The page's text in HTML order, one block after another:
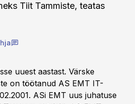
Tiit Tammiste, teatas
uuest aastast. Värske
on töötanud AS EMT IT-
ASi EMT uus juhatuse